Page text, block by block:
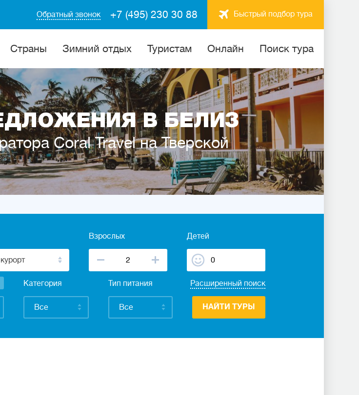
Быстрый подбор тура
+7 (495) 230 30 88
Обратный звонок
Cтраны Зимний отдых Туристам Онлайн Поиск тура
В БЕЛИЗ
Coral Travel на Тверской
Взрослых Детей
Категория
Все
Тип питания
Все
Расширенный поиск
НАЙТИ ТУРЫ